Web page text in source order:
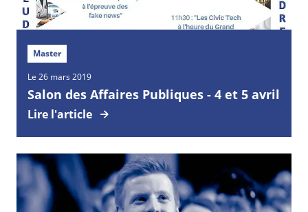
Master
Le 26 mars 2019
Salon des Affaires Publiques - 4 et 5 avril
Lire l'article